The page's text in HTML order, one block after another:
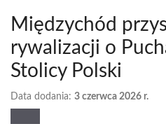
Międzychód
rywalizacji o
Stolicy Polski
Data dodania: 3 czerwca 2026 r.